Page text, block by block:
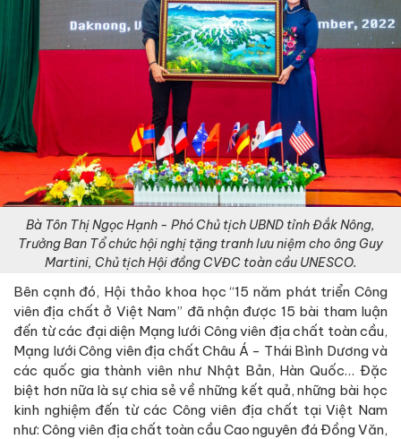
Bà Tôn Thị Ngọc Hạnh - Phó Chủ tịch UBND tỉnh Đắk Nông,
Trưởng Ban Tổ chức hội nghị tặng tranh lưu niệm cho ông Guy
Martini, Chủ tịch Hội đồng CVĐC toàn cầu UNESCO.
Bên cạnh đó, Hội thảo khoa học “15 năm phát triển Công
viên địa chất ở Việt Nam” đã nhận được 15 bài tham luận
đến từ các đại diện Mạng lưới Công viên địa chất toàn cầu,
Mạng lưới Công viên địa chất Châu Á - Thái Bình Dương và
các quốc gia thành viên như Nhật Bản, Hàn Quốc… Đặc
biệt hơn nữa là sự chia sẻ về những kết quả, những bài học
kinh nghiệm đến từ các Công viên địa chất tại Việt Nam
như: Công viên địa chất toàn cầu Cao nguyên đá Đồng Văn,